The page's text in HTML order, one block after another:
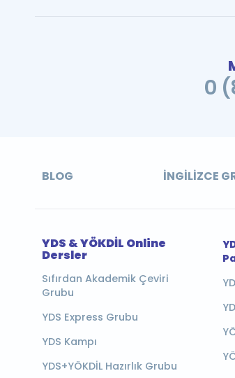
0
BLOG İNGILIZCE
YDS & YÖKDİL Online
Dersler
Sıfırdan Akademik Çeviri
Grubu
YDS Express Grubu
YDS Kampı
YDS+YÖKDİL Hazırlık Grubu